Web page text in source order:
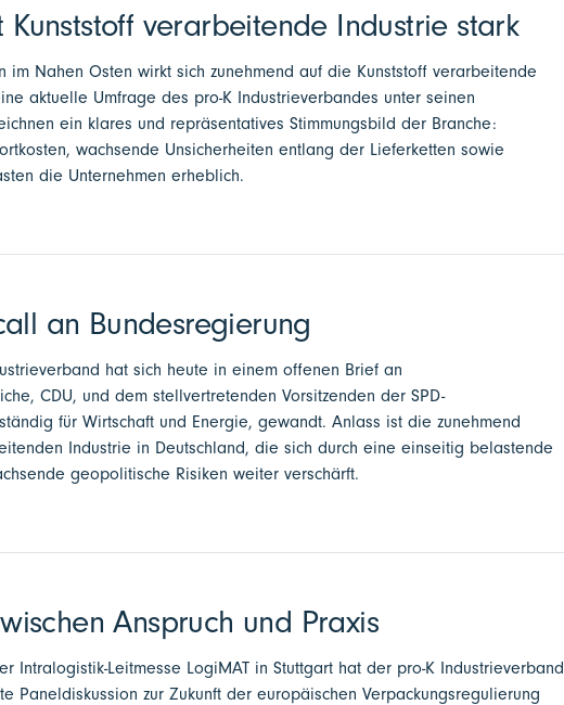
Kunststoff verarbeitende Industrie stark
im Nahen Osten wirkt sich zunehmend auf die Kunststoff verarbeitende
aktuelle Umfrage des pro-K Industrieverbandes unter seinen
ein klares und repräsentatives Stimmungsbild der Branche:
wachsende Unsicherheiten entlang der Lieferketten sowie
die Unternehmen erheblich.
an Bundesregierung
hat sich heute in einem offenen Brief an
CDU, und dem stellvertretenden Vorsitzenden der SPD-
für Wirtschaft und Energie, gewandt. Anlass ist die zunehmend
Industrie in Deutschland, die sich durch eine einseitig belastende
geopolitische Risiken weiter verschärft.
Anspruch und Praxis
Intralogistik-Leitmesse LogiMAT in Stuttgart hat der pro-K Industrieverband
Paneldiskussion zur Zukunft der europäischen Verpackungsregulierung